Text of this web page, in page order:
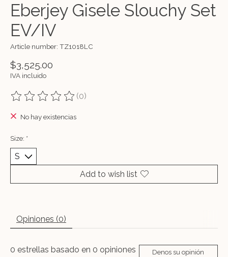
Eberjey Gisele Slouchy Set
EV/IV
Article number: TZ1018LC
$3,525.00
IVA incluido
The rating of this product is
(0)
No hay existencias
Size: *
Add to wish list
Opiniones (0)
0 estrellas basado en 0 opiniones Denos su opinión